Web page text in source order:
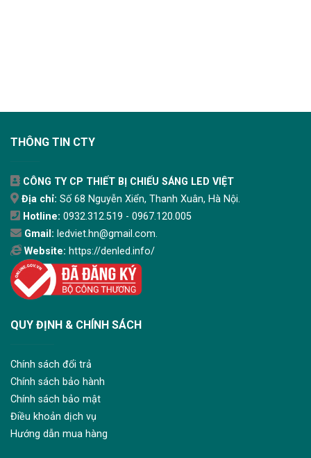
THÔNG TIN CTY
CÔNG TY CP THIẾT BỊ CHIẾU SÁNG LED VIỆT
Địa chỉ: Số 68 Nguyễn Xiển, Thanh Xuân, Hà Nội.
Hotline: 0932.312.519 - 0967.120.005
Gmail: ledviet.hn@gmail.com.
Website: https://denled.info/
QUY ĐỊNH & CHÍNH SÁCH
Chính sách đổi trả
Chính sách bảo hành
Chính sách bảo mật
Điều khoản dịch vụ
Hướng dẫn mua hàng